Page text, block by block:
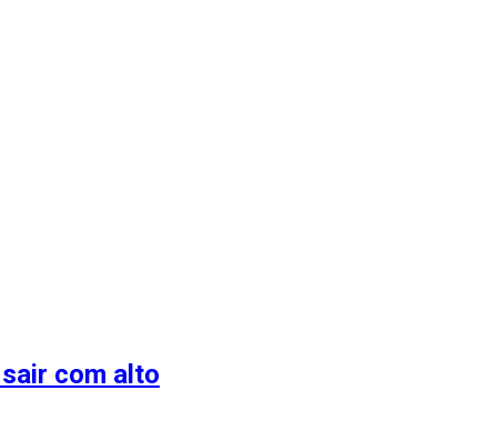
com alto